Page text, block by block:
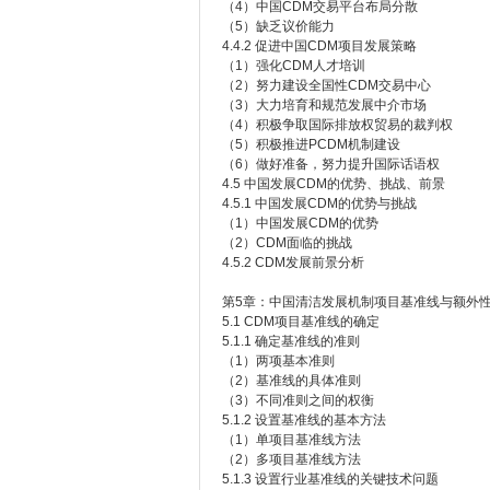
（4）中国CDM交易平台布局分散
（5）缺乏议价能力
4.4.2 促进中国CDM项目发展策略
（1）强化CDM人才培训
（2）努力建设全国性CDM交易中心
（3）大力培育和规范发展中介市场
（4）积极争取国际排放权贸易的裁判权
（5）积极推进PCDM机制建设
（6）做好准备，努力提升国际话语权
4.5 中国发展CDM的优势、挑战、前景
4.5.1 中国发展CDM的优势与挑战
（1）中国发展CDM的优势
（2）CDM面临的挑战
4.5.2 CDM发展前景分析
第5章：中国清洁发展机制项目基准线与额外
5.1 CDM项目基准线的确定
5.1.1 确定基准线的准则
（1）两项基本准则
（2）基准线的具体准则
（3）不同准则之间的权衡
5.1.2 设置基准线的基本方法
（1）单项目基准线方法
（2）多项目基准线方法
5.1.3 设置行业基准线的关键技术问题